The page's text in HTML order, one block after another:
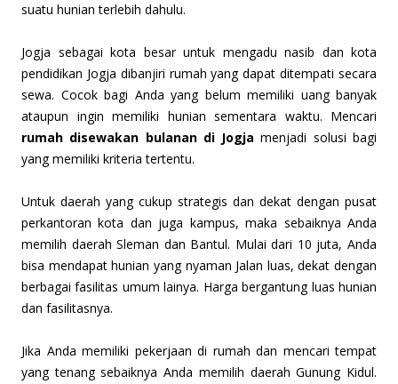
suatu hunian terlebih dahulu.
Jogja sebagai kota besar untuk mengadu nasib dan kota
pendidikan Jogja dibanjiri rumah yang dapat ditempati secara
sewa. Cocok bagi Anda yang belum memiliki uang banyak
ataupun ingin memiliki hunian sementara waktu. Mencari
rumah disewakan bulanan di Jogja menjadi solusi bagi
yang memiliki kriteria tertentu.
Untuk daerah yang cukup strategis dan dekat dengan pusat
perkantoran kota dan juga kampus, maka sebaiknya Anda
memilih daerah Sleman dan Bantul. Mulai dari 10 juta, Anda
bisa mendapat hunian yang nyaman Jalan luas, dekat dengan
berbagai fasilitas umum lainya. Harga bergantung luas hunian
dan fasilitasnya.
Jika Anda memiliki pekerjaan di rumah dan mencari tempat
yang tenang sebaiknya Anda memilih daerah Gunung Kidul.